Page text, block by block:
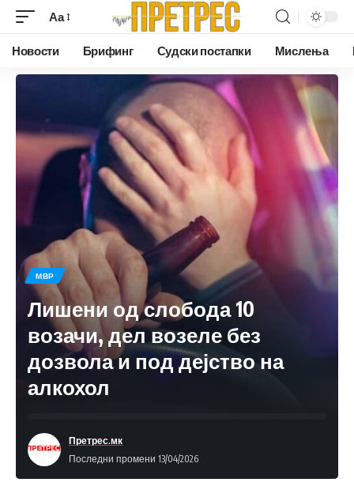
Аа
Новости Брифинг Судски постапки Мислења
МВР
Лишени од слобода 10
возачи, дел возеле без
дозвола и под дејство на
алкохол
Последни промени 13/04/2026
Претрес.мк